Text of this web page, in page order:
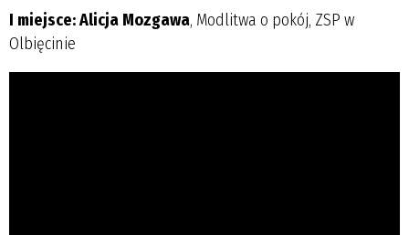
I miejsce: Alicja Mozgawa, Modlitwa o pokój, ZSP w
Olbięcinie